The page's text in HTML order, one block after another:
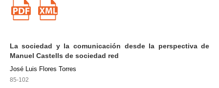
La sociedad y la comunicación desde la perspectiva de
Manuel Castells de sociedad red
José Luis Flores Torres
85-102